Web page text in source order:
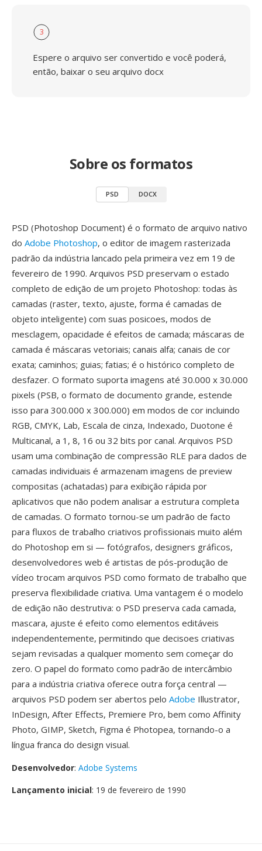
3
Espere o arquivo ser convertido e você poderá,
então, baixar o seu arquivo docx
Sobre os formatos
PSD DOCX
PSD (Photoshop Document) é o formato de arquivo nativo
do Adobe Photoshop, o editor de imagem rasterizada
padrão da indústria lancado pela primeira vez em 19 de
fevereiro de 1990. Arquivos PSD preservam o estado
completo de edição de um projeto Photoshop: todas às
camadas (raster, texto, ajuste, forma é camadas de
objeto inteligente) com suas posicoes, modos de
mesclagem, opacidade é efeitos de camada; máscaras de
camada é máscaras vetoriais; canais alfa; canais de cor
exata; caminhos; guias; fatias; é o histórico completo de
desfazer. O formato suporta imagens até 30.000 x 30.000
pixels (PSB, o formato de documento grande, estende
isso para 300.000 x 300.000) em modos de cor incluindo
RGB, CMYK, Lab, Escala de cinza, Indexado, Duotone é
Multicanal, a 1, 8, 16 ou 32 bits por canal. Arquivos PSD
usam uma combinação de compressão RLE para dados de
camadas individuais é armazenam imagens de preview
compositas (achatadas) para exibição rápida por
aplicativos que não podem analisar a estrutura completa
de camadas. O formato tornou-se um padrão de facto
para fluxos de trabalho criativos profissionais muito além
do Photoshop em si — fotógrafos, designers gráficos,
desenvolvedores web é artistas de pós-produção de
vídeo trocam arquivos PSD como formato de trabalho que
preserva flexibilidade criativa. Uma vantagem é o modelo
de edição não destrutiva: o PSD preserva cada camada,
mascara, ajuste é efeito como elementos editáveis
independentemente, permitindo que decisoes criativas
sejam revisadas a qualquer momento sem começar do
zero. O papel do formato como padrão de intercâmbio
para a indústria criativa oferece outra força central —
arquivos PSD podem ser abertos pelo Adobe Illustrator,
InDesign, After Effects, Premiere Pro, bem como Affinity
Photo, GIMP, Sketch, Figma é Photopea, tornando-o a
língua franca do design visual.
Desenvolvedor: Adobe Systems
Lançamento inicial: 19 de fevereiro de 1990